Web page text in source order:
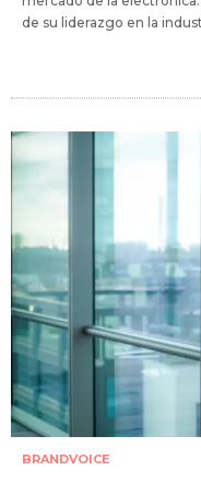
de su liderazgo en la
BRANDVOICE